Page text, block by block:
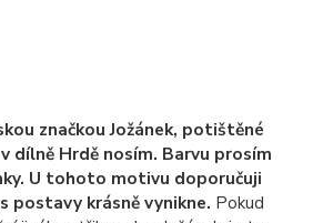
značkou Jožánek, potištěné
dílně Hrdě nosím. Barvu prosím
U tohoto motivu doporučuji
postavy krásně vynikne. Pokud